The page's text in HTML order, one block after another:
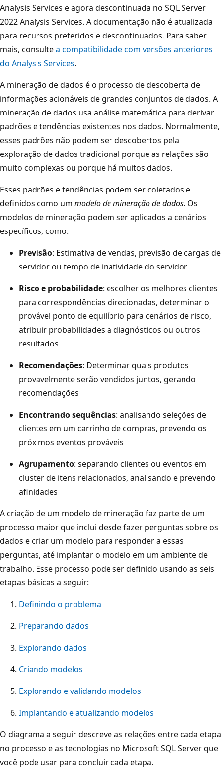
Analysis Services e agora descontinuada no SQL Server
2022 Analysis Services. A documentação não é atualizada
para recursos preteridos e descontinuados. Para saber
mais, consultea compatibilidade com versões anteriores
do Analysis Services.
A mineração de dados é o processo de descoberta de
informações acionáveis de grandes conjuntos de dados. A
mineração de dados usa análise matemática para derivar
padrões e tendências existentes nos dados. Normalmente,
esses padrões não podem ser descobertos pela
exploração de dados tradicional porque as relações são
muito complexas ou porque há muitos dados.
Esses padrões e tendências podem ser coletados e
definidos como um modelo de mineração de dados. Os
modelos de mineração podem ser aplicados a cenários
específicos, como:
Previsão: Estimativa de vendas, previsão de cargas de
servidor ou tempo de inatividade do servidor
Risco e probabilidade: escolher os melhores clientes
para correspondências direcionadas, determinar o
provável ponto de equilíbrio para cenários de risco,
atribuir probabilidades a diagnósticos ou outros
resultados
Recomendações: Determinar quais produtos
provavelmente serão vendidos juntos, gerando
recomendações
Encontrando sequências: analisando seleções de
clientes em um carrinho de compras, prevendo os
próximos eventos prováveis
Agrupamento: separando clientes ou eventos em
cluster de itens relacionados, analisando e prevendo
afinidades
A criação de um modelo de mineração faz parte de um
processo maior que inclui desde fazer perguntas sobre os
dados e criar um modelo para responder a essas
perguntas, até implantar o modelo em um ambiente de
trabalho. Esse processo pode ser definido usando as seis
etapas básicas a seguir:
Definindo o problema
Preparando dados
Explorando dados
Criando modelos
Explorando e validando modelos
Implantando e atualizando modelos
O diagrama a seguir descreve as relações entre cada etapa
no processo e as tecnologias no Microsoft SQL Server que
você pode usar para concluir cada etapa.